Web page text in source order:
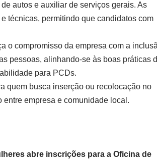
autos e auxiliar de serviços gerais. As
técnicas, permitindo que candidatos com
o compromisso da empresa com a
pessoas, alinhando-se às boas práticas
para PCDs.
quem busca inserção ou recolocação no
empresa e comunidade local.
abre inscrições para a Oficina de